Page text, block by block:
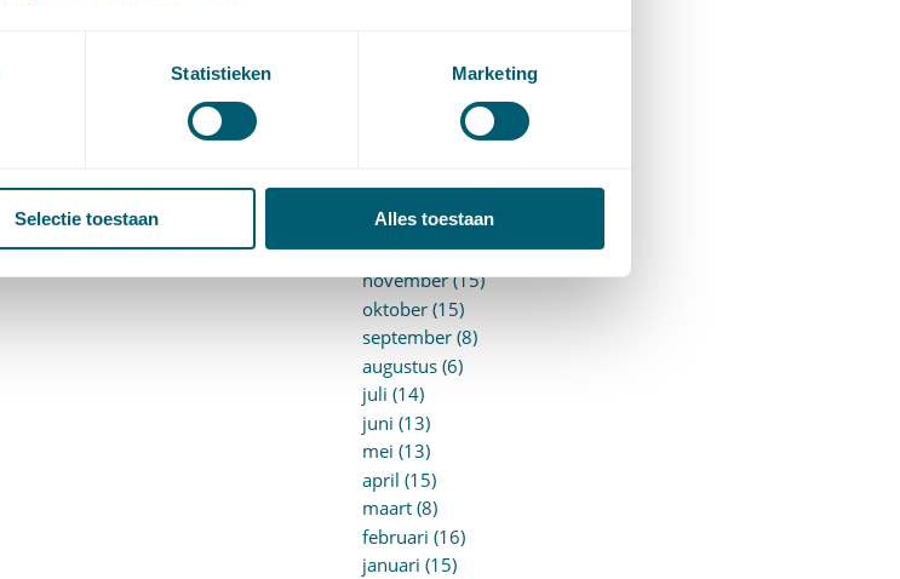
Statistieken Marketing
Selectie toestaan Alles toestaan
2025 (153)
december (15)
november (15)
oktober (15)
september (8)
augustus (6)
juli (14)
juni (13)
mei (13)
april (15)
maart (8)
februari (16)
januari (15)